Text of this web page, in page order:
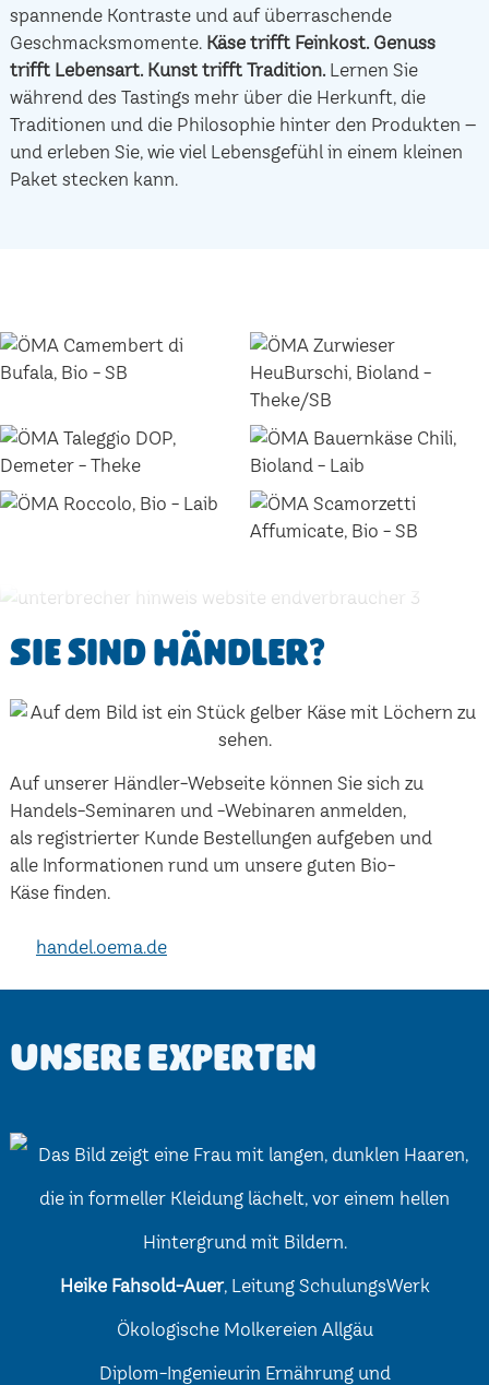
spannende Kontraste und auf überraschende
Geschmacksmomente. Käse trifft Feinkost. Genuss
trifft Lebensart. Kunst trifft Tradition.Lernen Sie
während des Tastings mehr über die Herkunft, die
Traditionen und die Philosophie hinter den Produkten –
und erleben Sie, wie viel Lebensgefühl in einem kleinen
Paket stecken kann.
Sie sind Händler?
Auf unserer Händler-Webseite können Sie sich zu
Handels-Seminaren und -Webinaren anmelden,
als registrierter Kunde Bestellungen aufgeben und
alle Informationen rund um unsere guten Bio-
Käse finden.
handel.oema.de
Unsere Experten
Heike Fahsold-Auer, Leitung SchulungsWerk
Ökologische Molkereien Allgäu
Diplom-Ingenieurin Ernährung und